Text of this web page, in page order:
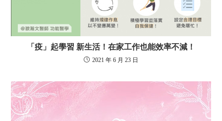
「疫」起學習 新生活！在家工作也能效率不減！
2021 年 6 月 23 日